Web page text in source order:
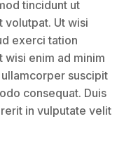
tincidunt ut
volutpat. Ut wisi
exerci tation
enim ad minim
suscipit
consequat. Duis
in vulputate velit